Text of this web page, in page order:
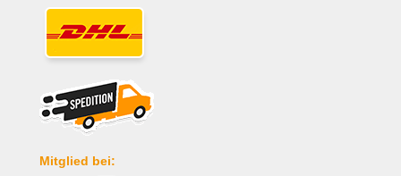
Mitglied bei: